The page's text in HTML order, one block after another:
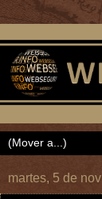
martes, 5 de